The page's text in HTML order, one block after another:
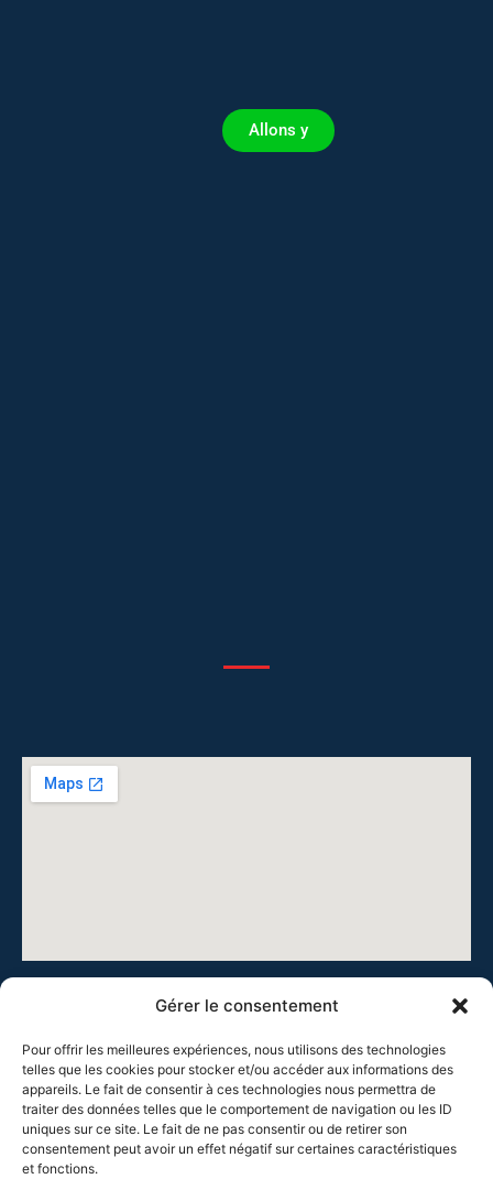
Gérer le consentement
Pour offrir les meilleures expériences, nous utilisons des technologies
telles que les cookies pour stocker et/ou accéder aux informations des
appareils. Le fait de consentir à ces technologies nous permettra de
traiter des données telles que le comportement de navigation ou les ID
uniques sur ce site. Le fait de ne pas consentir ou de retirer son
consentement peut avoir un effet négatif sur certaines caractéristiques
et fonctions.
Allons y
Cie Théâtre de la Chrysalide, 41 rue Burdeau, 69001 Lyon
Tous droits réservés, Françoise COUPAT, 2025